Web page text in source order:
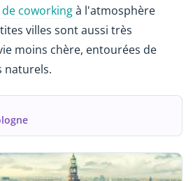
de coworkingà l'atmosphère
villes sont aussi très
moins chère, entourées de
naturels.